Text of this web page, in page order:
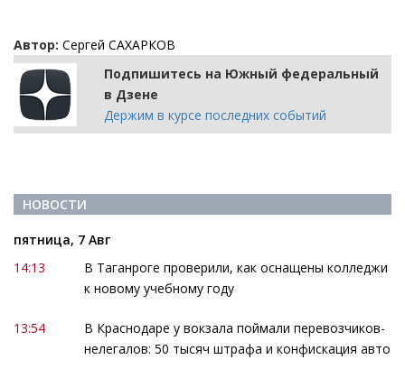
Автор: Сергей САХАРКОВ
Подпишитесь на Южный федеральный
в Дзене
Держим в курсе последних событий
НОВОСТИ
пятница, 7 Авг
14:13
В Таганроге проверили, как оснащены колледжи
к новому учебному году
13:54
В Краснодаре у вокзала поймали перевозчиков-
нелегалов: 50 тысяч штрафа и конфискация авто